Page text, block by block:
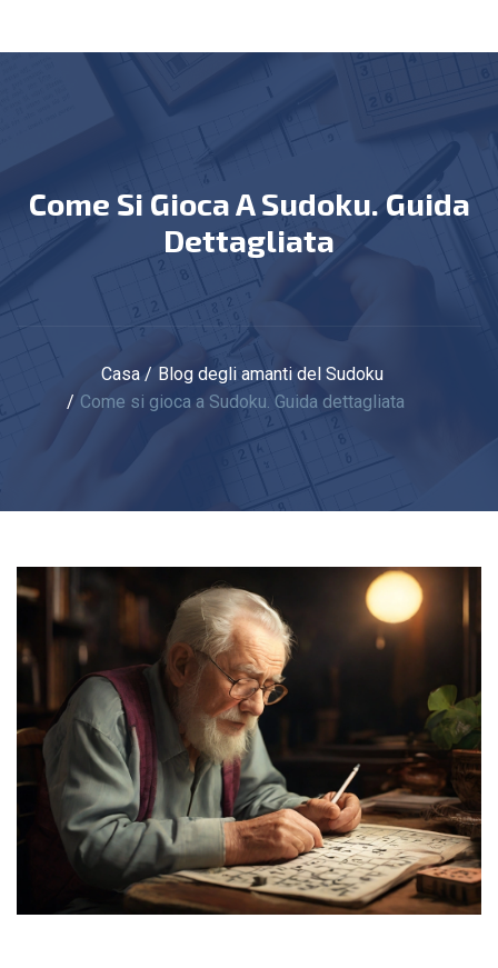
Come Si Gioca A Sudoku. Guida
Dettagliata
Casa
Blog degli amanti del Sudoku
Come si gioca a Sudoku. Guida dettagliata